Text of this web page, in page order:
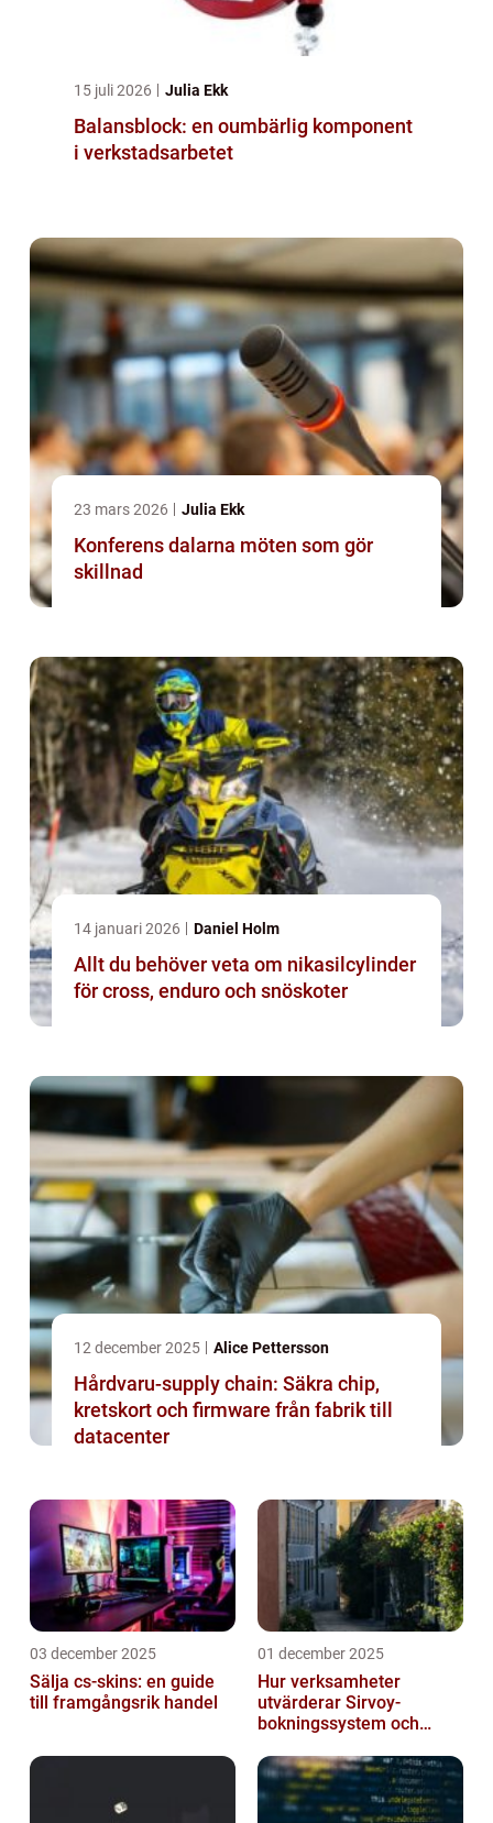
15 juli 2026 Julia Ekk
Balansblock: en oumbärlig komponent
i verkstadsarbetet
23 mars 2026 Julia Ekk
Konferens dalarna möten som gör
skillnad
14 januari 2026 Daniel Holm
Allt du behöver veta om nikasilcylinder
för cross, enduro och snöskoter
12 december 2025 Alice Pettersson
Hårdvaru-supply chain: Säkra chip,
kretskort och firmware från fabrik till
datacenter
03 december 2025
Sälja cs-skins: en guide
till framgångsrik handel
01 december 2025
Hur verksamheter
utvärderar Sirvoy-
bokningssystem och